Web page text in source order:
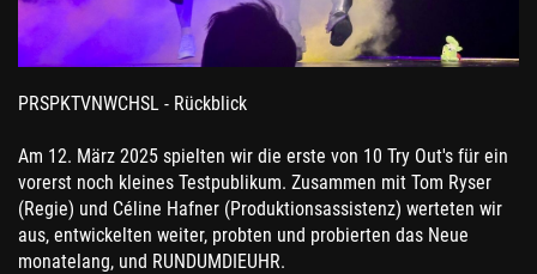
PRSPKTVNWCHSL - Rückblick
Am 12. März 2025 spielten wir die erste von 10 Try Out's für ein
vorerst noch kleines Testpublikum. Zusammen mit Tom Ryser
(Regie) und Céline Hafner (Produktionsassistenz) werteten wir
aus, entwickelten weiter, probten und probierten das Neue
monatelang, und RUNDUMDIEUHR.